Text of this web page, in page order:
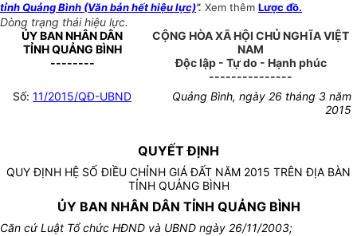
tỉnh Quảng Bình (Văn bản hết hiệu lực)”. Xem thêm Lược đồ.
Dòng trạng thái hiệu lực.
ỦY BAN NHÂN DÂN
TỈNH QUẢNG BÌNH
--------
CỘNG HÒA XÃ HỘI CHỦ NGHĨA VIỆT
NAM
Độc lập - Tự do - Hạnh phúc
---------------
Số: 11/2015/QĐ-UBND
Quảng Bình, ngày 26 tháng 3 năm
2015
QUYẾT ĐỊNH
QUY ĐỊNH HỆ SỐ ĐIỀU CHỈNH GIÁ ĐẤT NĂM 2015 TRÊN ĐỊA BÀN
TỈNH QUẢNG BÌNH
ỦY BAN NHÂN DÂN TỈNH QUẢNG BÌNH
Căn cứ Luật Tổ chức HĐND và UBND ngày 26/11/2003;